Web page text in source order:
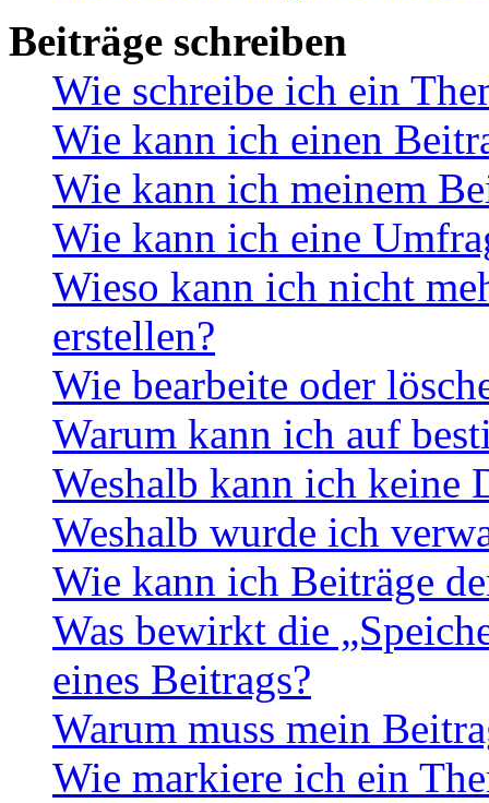
Beiträge schreiben
Wie schreibe ich ein
Wie kann ich einen
Wie kann ich meinem
Wie kann ich eine
Wieso kann ich nicht
erstellen?
Wie bearbeite oder
Warum kann ich auf
Weshalb kann ich keine
Weshalb wurde ich
Wie kann ich Beiträge
Was bewirkt die
eines Beitrags?
Warum muss mein
Wie markiere ich ein